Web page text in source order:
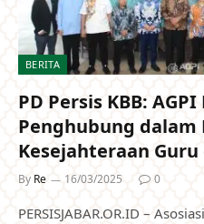
BERITA
PD Persis KBB:
Penghubung
Kesejahteraan
By Re 16/03/2025 0
PERSISJABAR.OR.ID –